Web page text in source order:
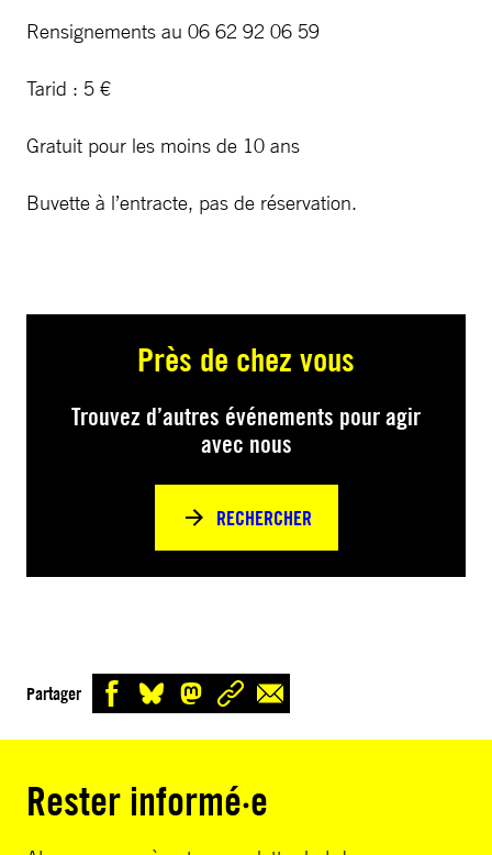
Rensignements au 06 62 92 06 59
Tarid : 5 €
Gratuit pour les moins de 10 ans
Buvette à l’entracte, pas de réservation.
Près de chez vous
Trouvez d’autres événements pour agir
avec nous
RECHERCHER
Partager
Rester informé·e